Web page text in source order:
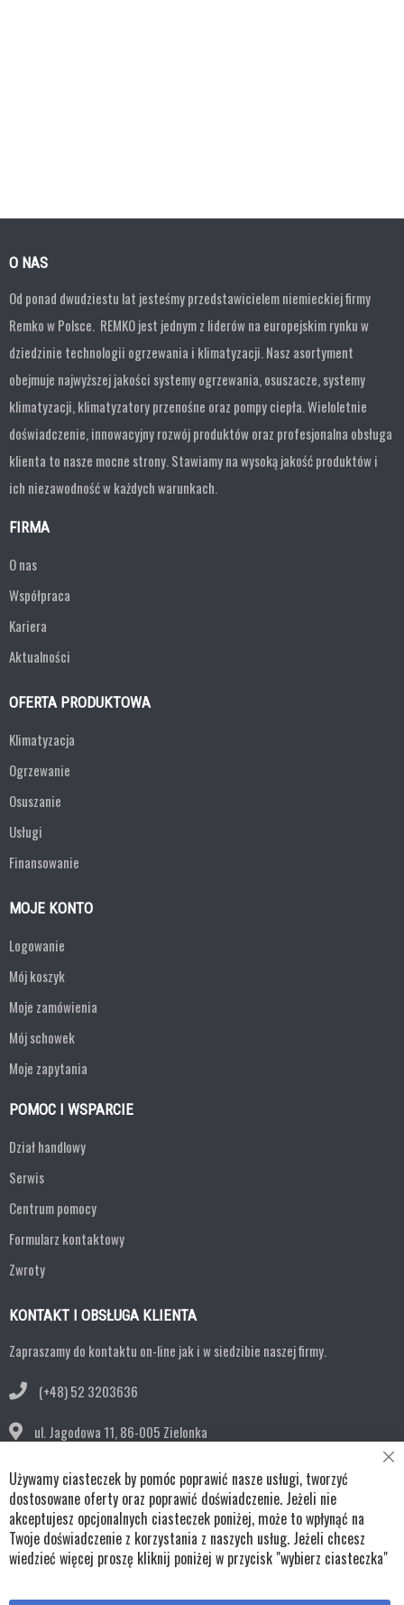
O NAS
Od ponad dwudziestu lat jesteśmy przedstawicielem niemieckiej firmy
Remko w Polsce. REMKO jest jednym z liderów na europejskim rynku w
dziedzinie technologii ogrzewania i klimatyzacji. Nasz asortyment
obejmuje najwyższej jakości systemy ogrzewania, osuszacze, systemy
klimatyzacji, klimatyzatory przenośne oraz pompy ciepła. Wieloletnie
doświadczenie, innowacyjny rozwój produktów oraz profesjonalna obsługa
klienta to nasze mocne strony. Stawiamy na wysoką jakość produktów i
ich niezawodność w każdych warunkach.
FIRMA
O nas
Współpraca
Kariera
Aktualności
OFERTA PRODUKTOWA
Klimatyzacja
Ogrzewanie
Osuszanie
Usługi
Finansowanie
MOJE KONTO
Logowanie
Mój koszyk
Moje zamówienia
Mój schowek
Moje zapytania
POMOC I WSPARCIE
Dział handlowy
Serwis
Centrum pomocy
Formularz kontaktowy
Zwroty
KONTAKT I OBSŁUGA KLIENTA
Zapraszamy do kontaktu on-line jak i w siedzibie naszej firmy.
(+48) 52 3203636
ul. Jagodowa 11, 86-005 Zielonka
bok@remko.pl
OBSERWUJ NAS
Copyright © wszystkie prawa zastrzeżone TKL Progress
Używamy ciasteczek by pomóc poprawić nasze usługi, tworzyć
dostosowane oferty oraz poprawić doświadczenie. Jeżeli nie
akceptujesz opcjonalnych ciasteczek poniżej, może to wpłynąć na
Twoje doświadczenie z korzystania z naszych usług. Jeżeli chcesz
wiedzieć więcej proszę kliknij poniżej w przycisk "wybierz ciasteczka"